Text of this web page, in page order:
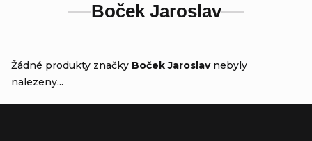
Boček Jaroslav
Žádné produkty značky Boček Jaroslavnebyly
nalezeny...